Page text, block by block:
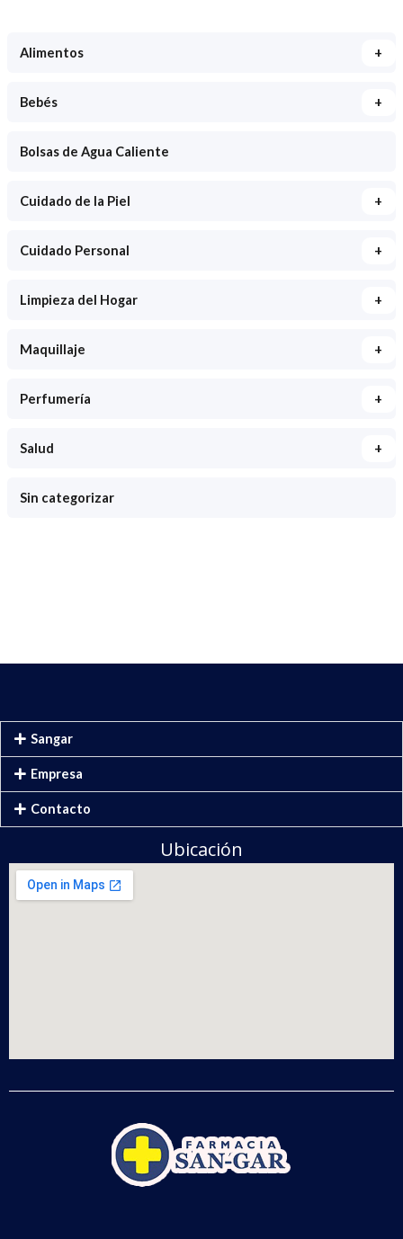
Alimentos +
Bebés +
Bolsas de Agua Caliente
Cuidado de la Piel +
Cuidado Personal +
Limpieza del Hogar +
Maquillaje +
Perfumería +
Salud +
Sin categorizar
Sangar
Empresa
Contacto
Ubicación